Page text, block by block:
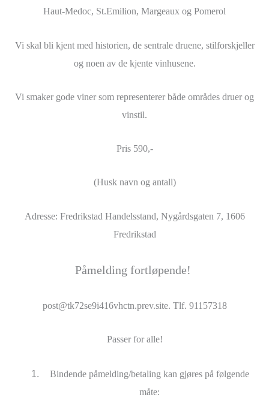
Haut-Medoc, St.Emilion, Margeaux og Pomerol
Vi skal bli kjent med historien, de sentrale druene, stilforskjeller
og noen av de kjente vinhusene.
Vi smaker gode viner som representerer både områdes druer og
vinstil.
Pris 590,-
(Husk navn og antall)
Adresse: Fredrikstad Handelsstand, Nygårdsgaten 7, 1606
Fredrikstad
Påmelding fortløpende!
post@tk72se9i416vhctn.prev.site. Tlf. 91157318
Passer for alle!
Bindende påmelding/betaling kan gjøres på følgende
måte: